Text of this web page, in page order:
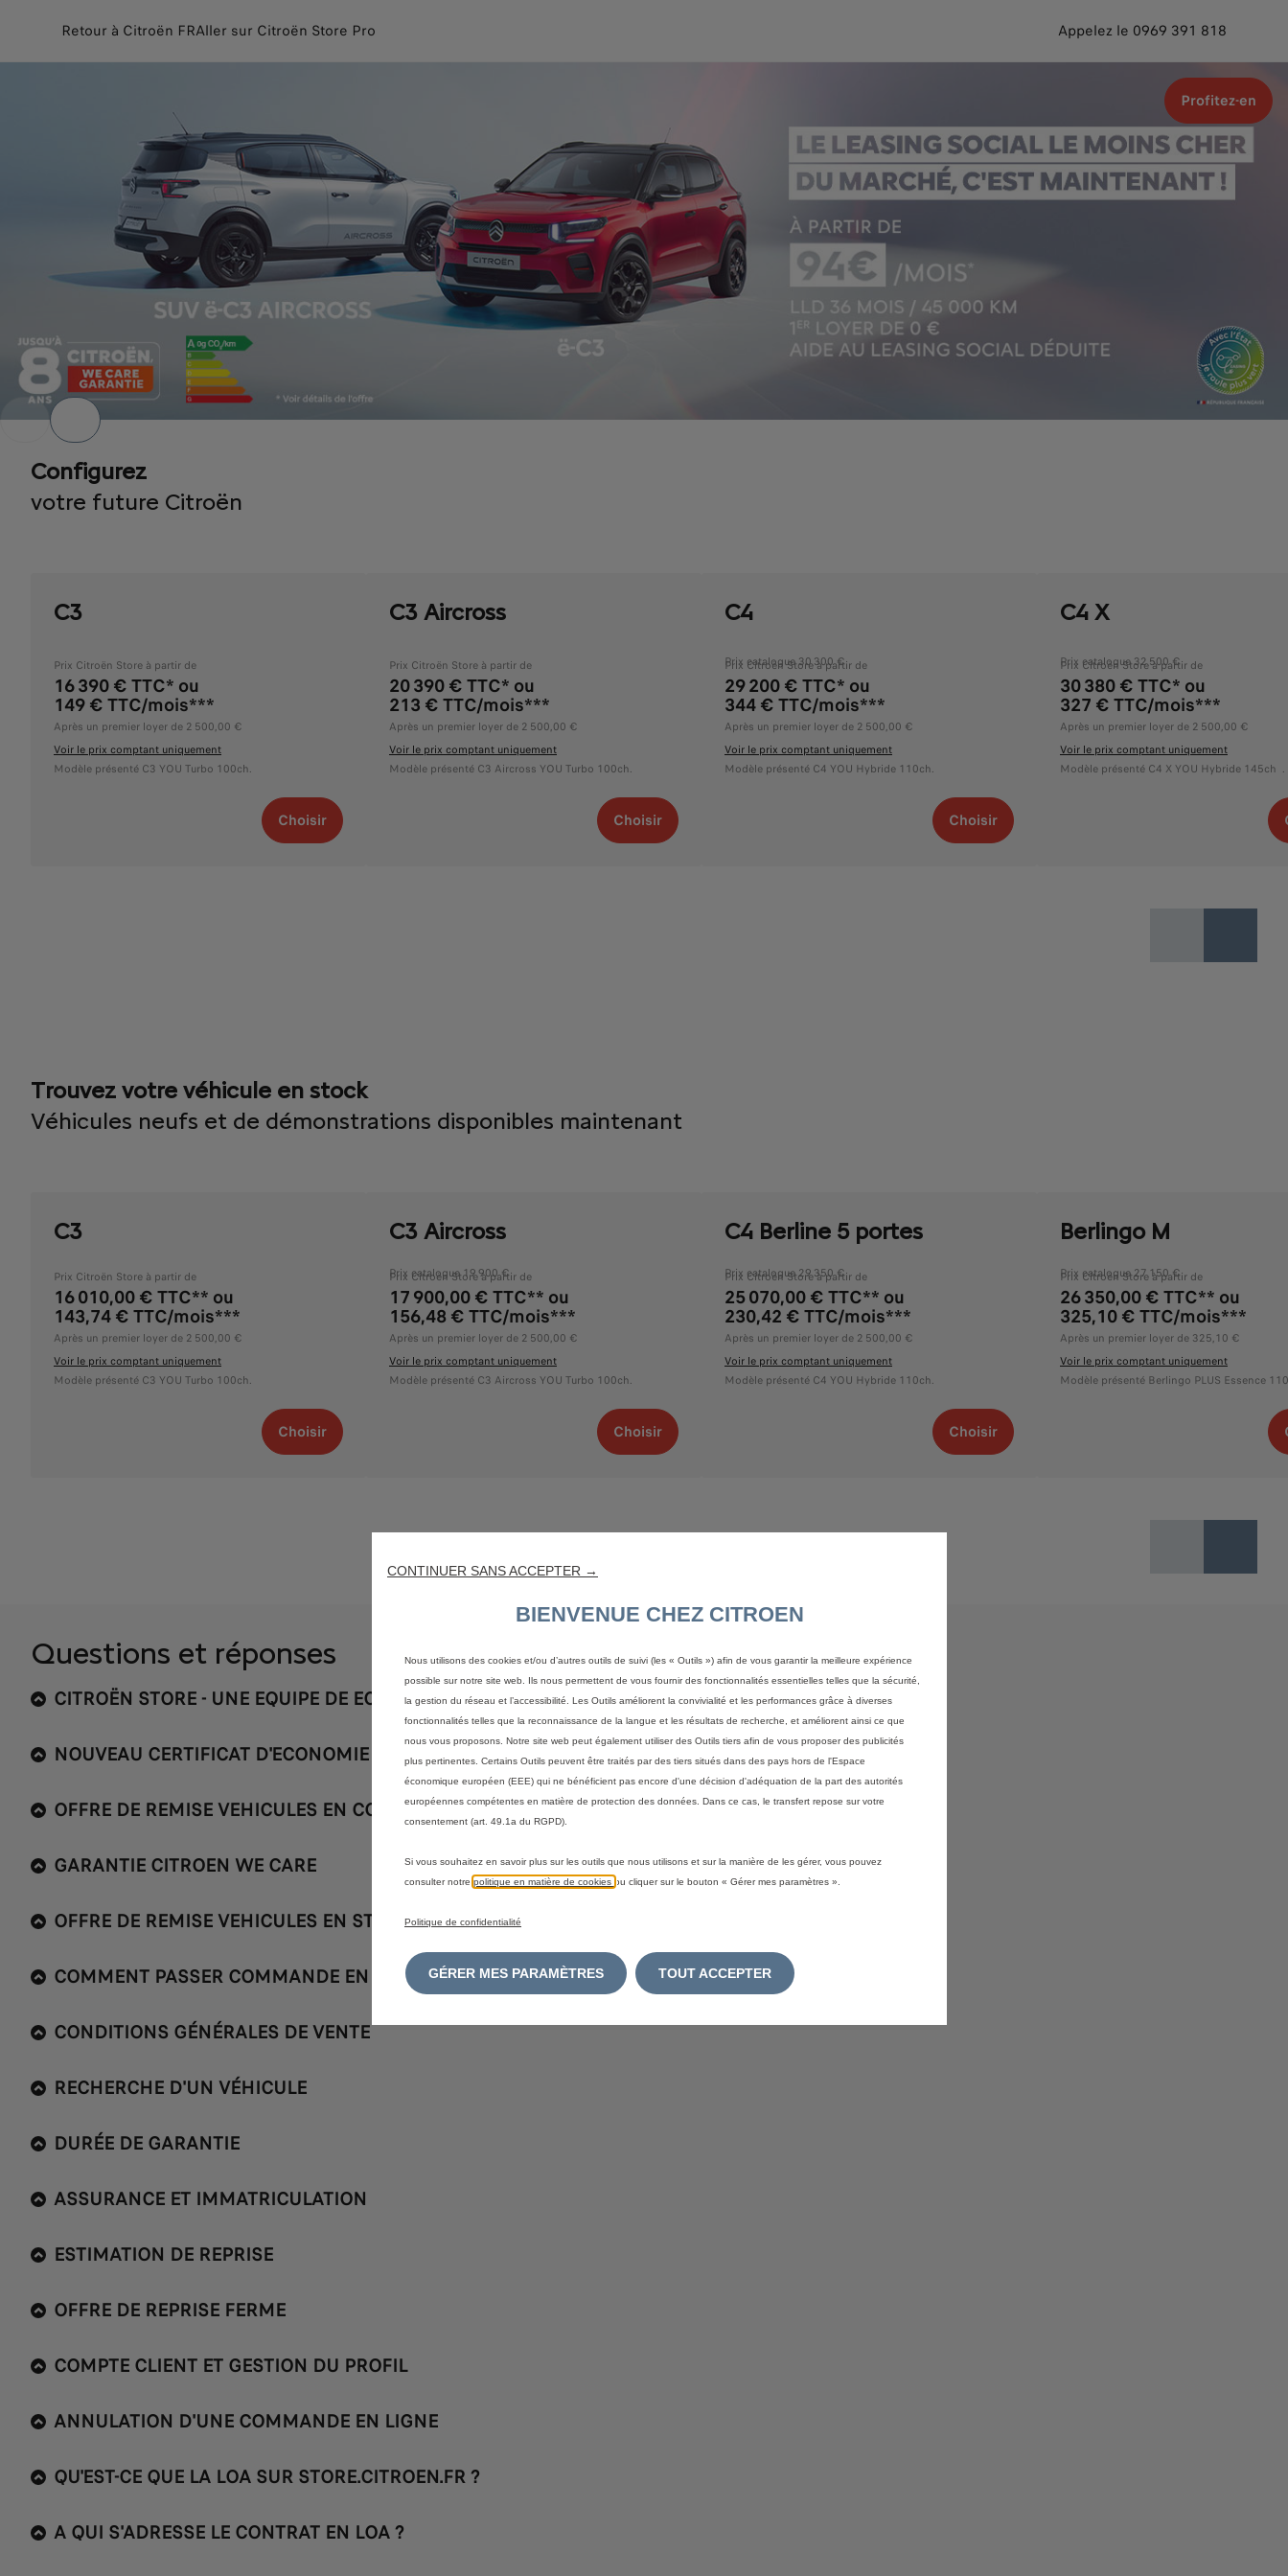
Retour à Citroën FRAller sur Citroën Store Pro Appelez le 0969 391 818
Profitez-en
Configurez
votre future Citroën
C3
Prix Citroën Store à partir de
16 390 € TTC* ou
149 € TTC/mois***
Après un premier loyer de 2 500,00 €
Voir le prix comptant uniquement
Modèle présenté C3 YOU Turbo 100ch.
Choisir
C3 Aircross
Prix Citroën Store à partir de
20 390 € TTC* ou
213 € TTC/mois***
Après un premier loyer de 2 500,00 €
Voir le prix comptant uniquement
Modèle présenté C3 Aircross YOU Turbo 100ch.
Choisir
C4
Prix catalogue 30 300 €
Prix Citroën Store à partir de
29 200 € TTC* ou
344 € TTC/mois***
Après un premier loyer de 2 500,00 €
Voir le prix comptant uniquement
Modèle présenté C4 YOU Hybride 110ch.
Choisir
C4 X
Prix catalogue 32 500 €
Prix Citroën Store à partir de
30 380 € TTC* ou
327 € TTC/mois***
Après un premier loyer de 2 500,00 €
Voir le prix comptant uniquement
Modèle présenté C4 X YOU Hybride 145ch .
Trouvez votre véhicule en stock
Véhicules neufs et de démonstrations disponibles maintenant
C3
Prix Citroën Store à partir de
16 010,00 € TTC** ou
143,74 € TTC/mois***
Après un premier loyer de 2 500,00 €
Voir le prix comptant uniquement
Modèle présenté C3 YOU Turbo 100ch.
Choisir
C3 Aircross
Prix catalogue 19 900 €
Prix Citroën Store à partir de
17 900,00 € TTC** ou
156,48 € TTC/mois***
Après un premier loyer de 2 500,00 €
Voir le prix comptant uniquement
Modèle présenté C3 Aircross YOU Turbo 100ch.
Choisir
C4 Berline 5 portes
Prix catalogue 29 350 €
Prix Citroën Store à partir de
25 070,00 € TTC** ou
230,42 € TTC/mois***
Après un premier loyer de 2 500,00 €
Voir le prix comptant uniquement
Modèle présenté C4 YOU Hybride 110ch.
Choisir
Berlingo M
Prix catalogue 27 150 €
Prix Citroën Store à partir de
26 350,00 € TTC** ou
325,10 € TTC/mois***
Après un premier loyer de 325,10 €
Voir le prix comptant uniquement
Modèle présenté Berlingo PLUS Essence
Questions et réponses
CITROËN STORE - UNE EQUIPE DE ECONSEILLER A VOTRE ECOUTE
NOUVEAU CERTIFICAT D'ECONOMIE D'ENERGIE
OFFRE DE REMISE VEHICULES EN CONFIGURATION
GARANTIE CITROEN WE CARE
OFFRE DE REMISE VEHICULES EN STOCK
COMMENT PASSER COMMANDE EN LIGNE ?
CONDITIONS GÉNÉRALES DE VENTE
RECHERCHE D'UN VÉHICULE
DURÉE DE GARANTIE
ASSURANCE ET IMMATRICULATION
ESTIMATION DE REPRISE
OFFRE DE REPRISE FERME
COMPTE CLIENT ET GESTION DU PROFIL
ANNULATION D'UNE COMMANDE EN LIGNE
QU'EST-CE QUE LA LOA SUR STORE.CITROEN.FR ?
A QUI S'ADRESSE LE CONTRAT EN LOA ?
CONTINUER SANS ACCEPTER →
BIENVENUE CHEZ CITROEN
Nous utilisons des cookies et/ou d’autres outils de suivi (les « Outils ») afin de vous garantir la meilleure expérience
possible sur notre site web. Ils nous permettent de vous fournir des fonctionnalités essentielles telles que la sécurité,
la gestion du réseau et l’accessibilité. Les Outils améliorent la convivialité et les performances grâce à diverses
fonctionnalités telles que la reconnaissance de la langue et les résultats de recherche, et améliorent ainsi ce que
nous vous proposons. Notre site web peut également utiliser des Outils tiers afin de vous proposer des publicités
plus pertinentes. Certains Outils peuvent être traités par des tiers situés dans des pays hors de l'Espace
économique européen (EEE) qui ne bénéficient pas encore d'une décision d'adéquation de la part des autorités
européennes compétentes en matière de protection des données. Dans ce cas, le transfert repose sur votre
consentement (art. 49.1a du RGPD).
Si vous souhaitez en savoir plus sur les outils que nous utilisons et sur la manière de les gérer, vous pouvez
consulter notre politique en matière de cookies ou cliquer sur le bouton « Gérer mes paramètres ».
Politique de confidentialité
GÉRER MES PARAMÈTRES TOUT ACCEPTER